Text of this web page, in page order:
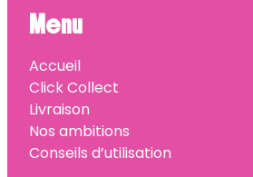
Menu
Accueil
Click Collect
Livraison
Nos ambitions
Conseils d’utilisation